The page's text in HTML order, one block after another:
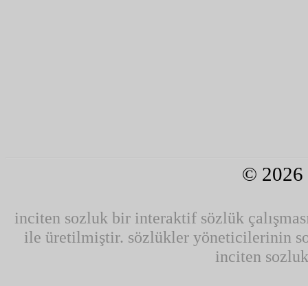
©
inciten sozluk bir interaktif sözlük
ile üretilmiştir. sözlükler yöneticilerinin
inciten